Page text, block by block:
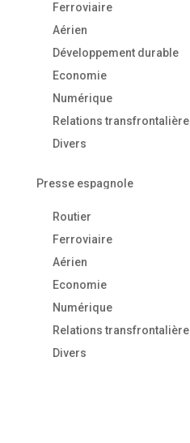
Ferroviaire
Aérien
Développement durable
Economie
Numérique
Relations
Divers
Presse espagnole
Routier
Ferroviaire
Aérien
Economie
Numérique
Relations
Divers